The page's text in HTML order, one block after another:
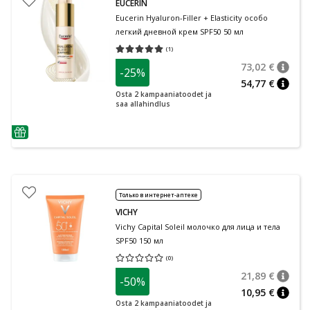
nõuanne
EUCERIN
Eucerin Hyaluron-Filler + Elasticity особо
легкий дневной крем SPF50 50 мл
(1)
Средняя оценка 5.00
-25%
Osta 2 kampaaniatoodet ja
saa allahindlus
73,02 €
54,77 €
Только в интернет-аптеке
VICHY
Vichy Capital Soleil молочко для лица и тела
SPF50 150 мл
(0)
Средняя оценка 0.00
-50%
Osta 2 kampaaniatoodet ja
21,89 €
10,95 €